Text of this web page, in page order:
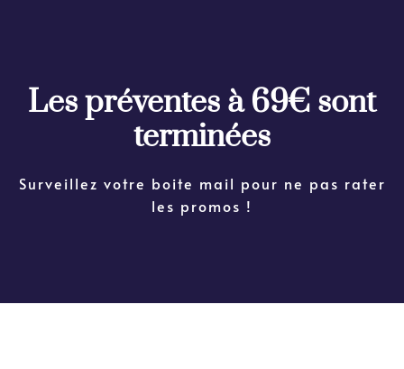
Les préventes à 69€ sont
terminées
Surveillez votre boite mail pour ne pas rater
les promos !